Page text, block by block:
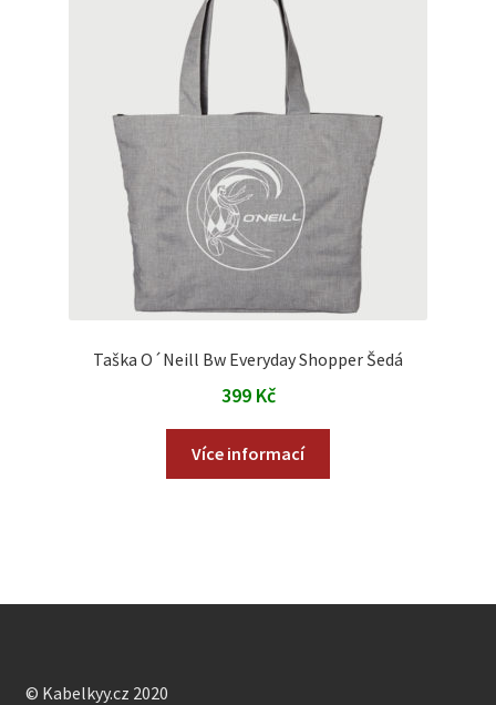
Taška O´Neill Bw Everyday Shopper Šedá
399 Kč
Více informací
© Kabelkyy.cz 2020